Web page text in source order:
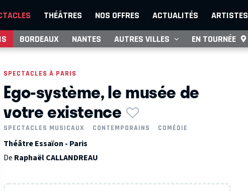
THÉÂTRES NOS OFFRES ACTUALITÉS ARTISTES
BORDEAUX NANTES AUTRES VILLES EN TOURNÉE
SPECTACLES À PARIS
Ego-système, le musée de
votre existence
SPECTACLES MUSICAUX CONTEMPORAINS COMÉDIE
Théâtre Essaïon - Paris
De Raphaël CALLANDREAU